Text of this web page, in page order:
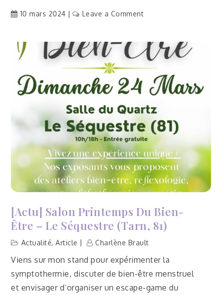
10 mars 2024 Leave a Commenton
menstruel
–
Carmaux
(Tarn,
81)
[Actu] Salon Printemps Du Bien-
Être – Le Séquestre (Tarn, 81)
Actualité,Article Charlène Brault
Viens sur mon stand pour expérimenter la
symptothermie, discuter de bien-être menstruel
et envisager d’organiser un escape-game du